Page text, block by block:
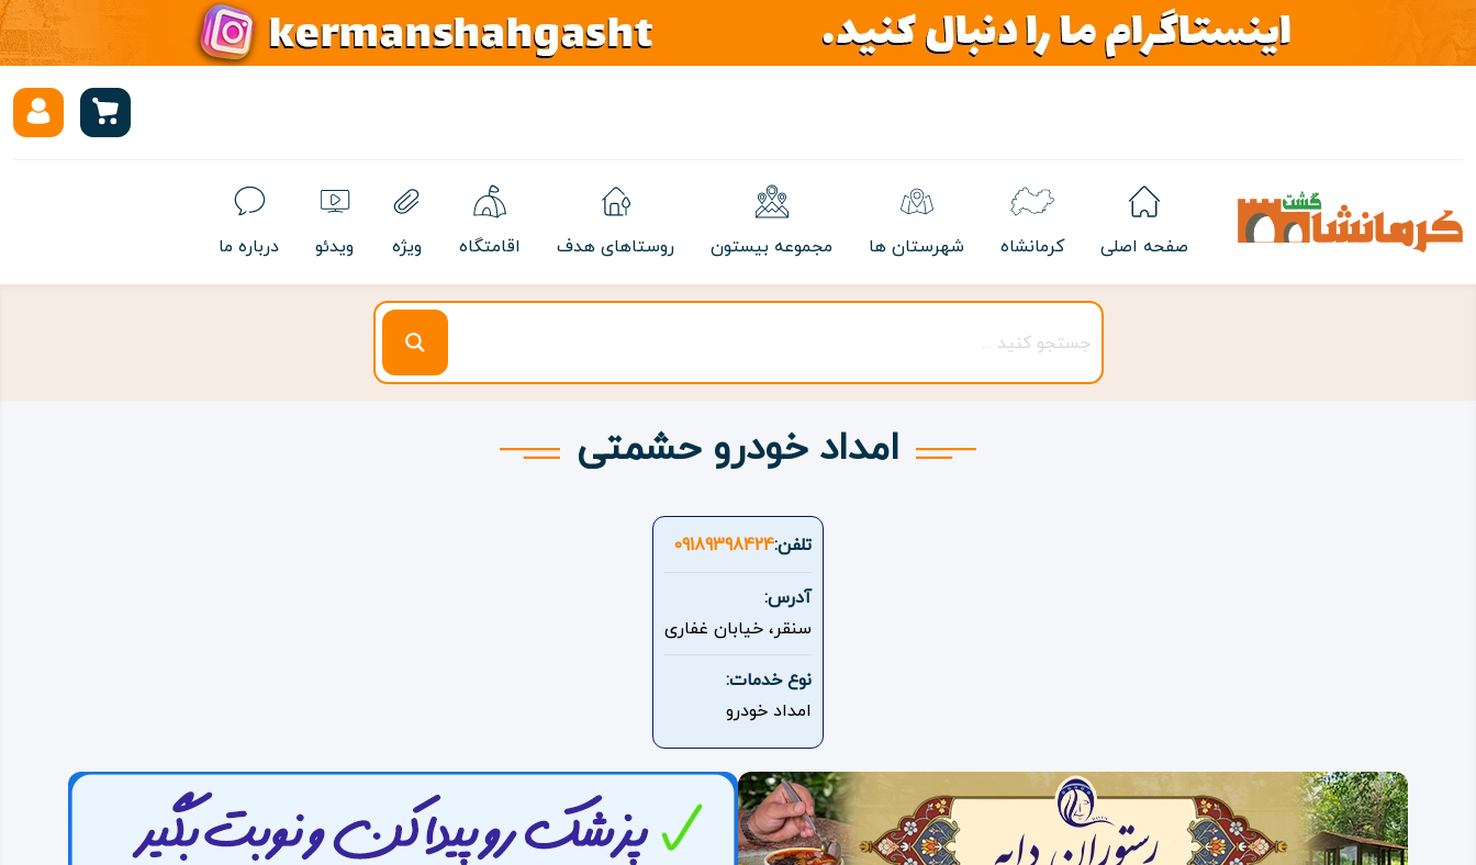
صفحه اصلی کرمانشاه شهرستان ها مجموعه بیستون روستاهای هدف اقامتگاه ویژه ویدئو درباره ما
امداد خودرو حشمتی
تلفن:09189398424
آدرس:
سنقر، خیابان غفاری
نوع خدمات:
امداد خودرو